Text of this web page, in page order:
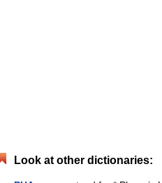
Look at other dictionaries: